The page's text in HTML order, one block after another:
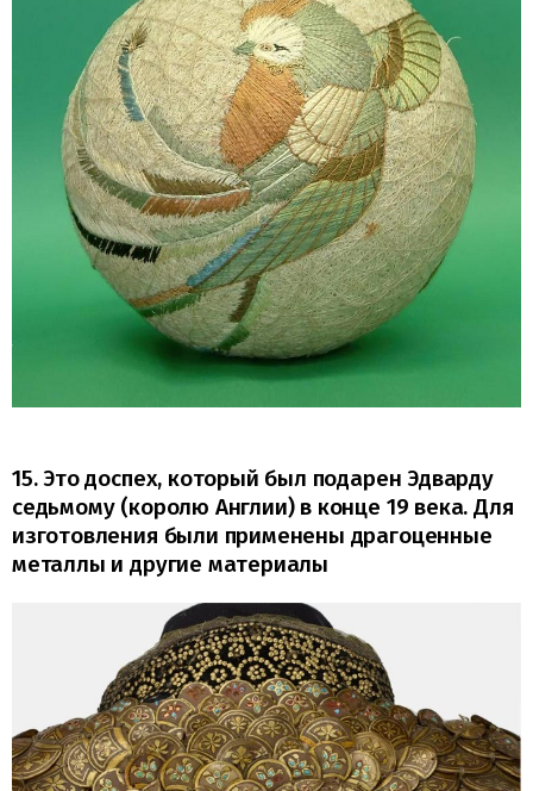
15. Это доспех, который был подарен Эдварду
седьмому (королю Англии) в конце 19 века. Для
изготовления были применены драгоценные
металлы и другие материалы